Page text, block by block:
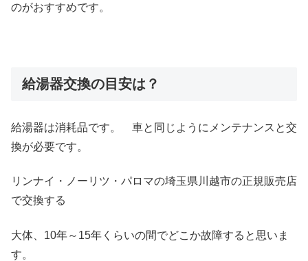
のがおすすめです。
給湯器交換の目安は？
給湯器は消耗品です。 車と同じようにメンテナンスと交
換が必要です。
リンナイ・ノーリツ・パロマの埼玉県川越市の正規販売店
で交換する
大体、10年～15年くらいの間でどこか故障すると思いま
す。